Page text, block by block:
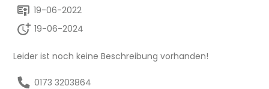
19-06-2022
19-06-2024
Leider ist noch keine Beschreibung vorhanden!
0173 3203864